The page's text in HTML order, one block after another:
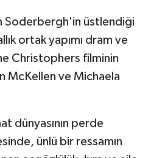
Soderbergh'in üstlendiği
ortak yapımı dram ve
Christophers filminin
McKellen ve Michaela
dünyasının perde
ünlü bir ressamın